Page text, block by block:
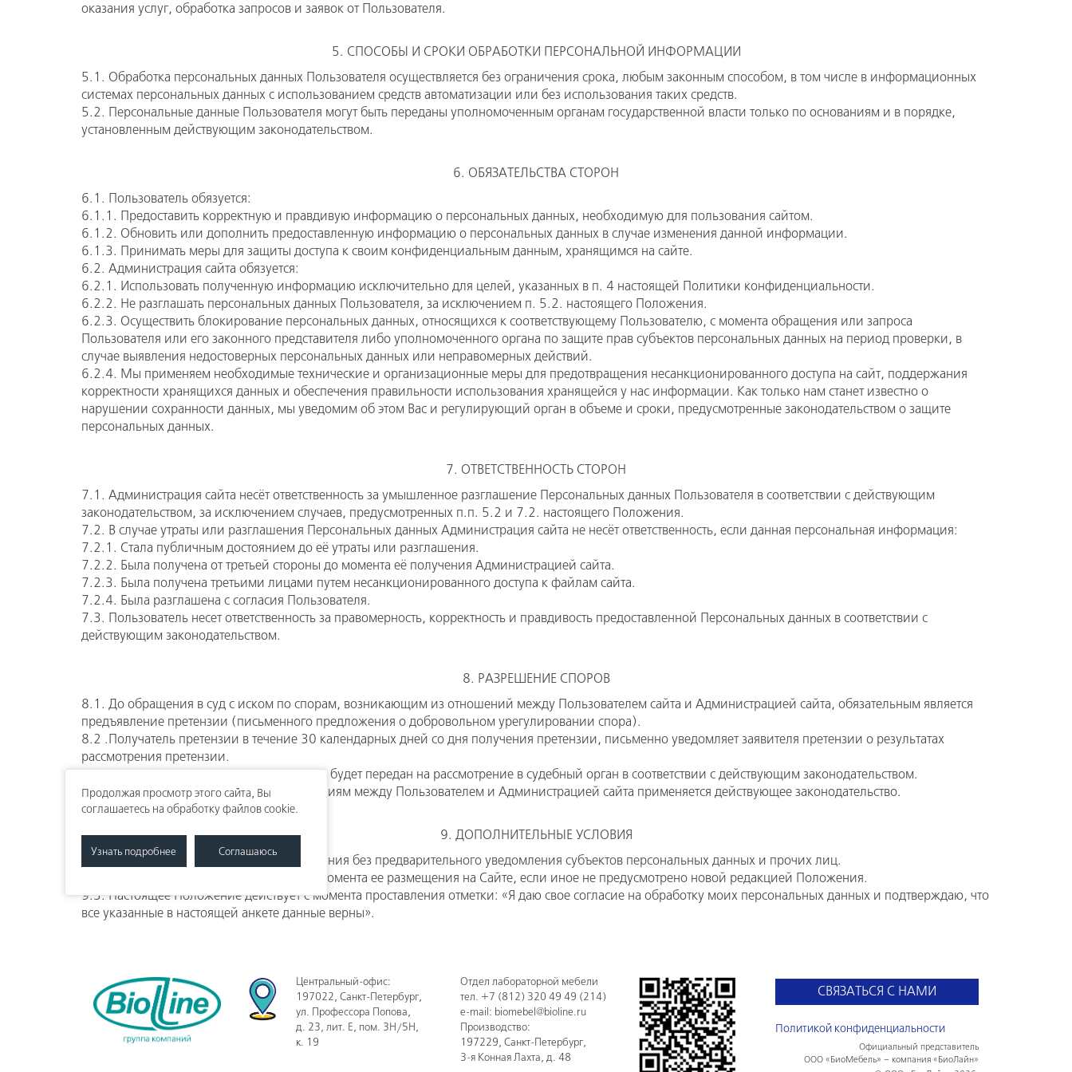
оказания услуг, обработка запросов и заявок от Пользователя.
5. СПОСОБЫ И СРОКИ ОБРАБОТКИ ПЕРСОНАЛЬНОЙ ИНФОРМАЦИИ
5.1. Обработка персональных данных Пользователя осуществляется без ограничения срока, любым законным способом, в том числе в информационных
системах персональных данных с использованием средств автоматизации или без использования таких средств.
5.2. Персональные данные Пользователя могут быть переданы уполномоченным органам государственной власти только по основаниям и в порядке,
установленным действующим законодательством.
6. ОБЯЗАТЕЛЬСТВА СТОРОН
6.1. Пользователь обязуется:
6.1.1. Предоставить корректную и правдивую информацию о персональных данных, необходимую для пользования сайтом.
6.1.2. Обновить или дополнить предоставленную информацию о персональных данных в случае изменения данной информации.
6.1.3. Принимать меры для защиты доступа к своим конфиденциальным данным, хранящимся на сайте.
6.2. Администрация сайта обязуется:
6.2.1. Использовать полученную информацию исключительно для целей, указанных в п. 4 настоящей Политики конфиденциальности.
6.2.2. Не разглашать персональных данных Пользователя, за исключением п. 5.2. настоящего Положения.
6.2.3. Осуществить блокирование персональных данных, относящихся к соответствующему Пользователю, с момента обращения или запроса
Пользователя или его законного представителя либо уполномоченного органа по защите прав субъектов персональных данных на период проверки, в
случае выявления недостоверных персональных данных или неправомерных действий.
6.2.4. Мы применяем необходимые технические и организационные меры для предотвращения несанкционированного доступа на сайт, поддержания
корректности хранящихся данных и обеспечения правильности использования хранящейся у нас информации. Как только нам станет известно о
нарушении сохранности данных, мы уведомим об этом Вас и регулирующий орган в объеме и сроки, предусмотренные законодательством о защите
персональных данных.
7. ОТВЕТСТВЕННОСТЬ СТОРОН
7.1. Администрация сайта несёт ответственность за умышленное разглашение Персональных данных Пользователя в соответствии с действующим
законодательством, за исключением случаев, предусмотренных п.п. 5.2 и 7.2. настоящего Положения.
7.2. В случае утраты или разглашения Персональных данных Администрация сайта не несёт ответственность, если данная персональная информация:
7.2.1. Стала публичным достоянием до её утраты или разглашения.
7.2.2. Была получена от третьей стороны до момента её получения Администрацией сайта.
7.2.3. Была получена третьими лицами путем несанкционированного доступа к файлам сайта.
7.2.4. Была разглашена с согласия Пользователя.
7.3. Пользователь несет ответственность за правомерность, корректность и правдивость предоставленной Персональных данных в соответствии с
действующим законодательством.
8. РАЗРЕШЕНИЕ СПОРОВ
8.1. До обращения в суд с иском по спорам, возникающим из отношений между Пользователем сайта и Администрацией сайта, обязательным является
предъявление претензии (письменного предложения о добровольном урегулировании спора).
8.2 .Получатель претензии в течение 30 календарных дней со дня получения претензии, письменно уведомляет заявителя претензии о результатах
рассмотрения претензии.
8.3. При не достижении соглашения спор будет передан на рассмотрение в судебный орган в соответствии с действующим законодательством.
8.4. К настоящему Положению и отношениям между Пользователем и Администрацией сайта применяется действующее законодательство.
9. ДОПОЛНИТЕЛЬНЫЕ УСЛОВИЯ
9.1. В Положение могут вноситься изменения без предварительного уведомления субъектов персональных данных и прочих лиц.
9.2. Новое Положение вступает в силу с момента ее размещения на Сайте, если иное не предусмотрено новой редакцией Положения.
9.3. Настоящее Положение действует с момента проставления отметки: «Я даю свое согласие на обработку моих персональных данных и подтверждаю, что
все указанные в настоящей анкете данные верны».
Центральный-офис:
197022
Санкт-Петербург,
ул. Профессора Попова,
д. 23, лит. Е, пом. 3Н/5Н,
к. 19
Отдел лабораторной мебели
тел. +7 (812) 320 49 49 (214)
e-mail: biomebel@bioline.ru
Производство:
197229, Санкт-Петербург,
3-я Конная Лахта, д. 48
СВЯЗАТЬСЯ С НАМИ
Политикой конфиденциальности
Официальный представитель
ООО «БиоМебель» – компания «БиоЛайн»
Продолжая просмотр этого сайта, Вы
соглашаетесь на обработку файлов cookie.
Узнать подробнее Соглашаюсь